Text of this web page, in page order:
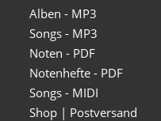
Alben - MP3
Songs - MP3
Noten - PDF
Notenhefte - PDF
Songs - MIDI
Shop | Postversand